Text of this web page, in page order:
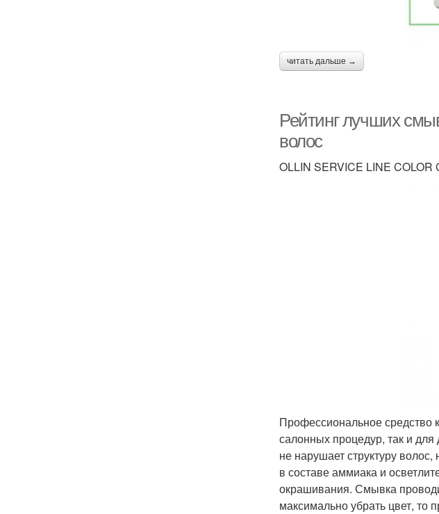
читать дальше →
Рейтинг лучших
волос
OLLIN SERVICE LINE COLOR
Профессиональное средство
салонных процедур, так и
не нарушает структуру
в составе аммиака и
окрашивания. Смывка
максимально убрать цвет, то